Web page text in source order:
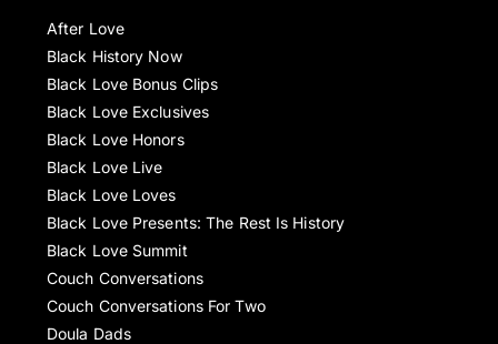
After Love
Black History Now
Black Love Bonus Clips
Black Love Exclusives
Black Love Honors
Black Love Live
Black Love Loves
Black Love Presents: The Rest Is History
Black Love Summit
Couch Conversations
Couch Conversations For Two
Doula Dads